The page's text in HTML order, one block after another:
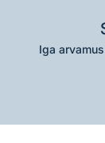
Iga